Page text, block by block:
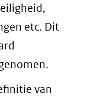
etc. Dit
van